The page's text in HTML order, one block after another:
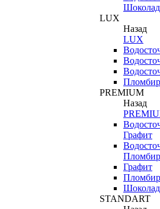
Шоколад
LUX
Назад
LUX
Пломбир
PREMIUM
Назад
Графит
Пломбир
Графит
Пломбир
Шоколад
STANDART